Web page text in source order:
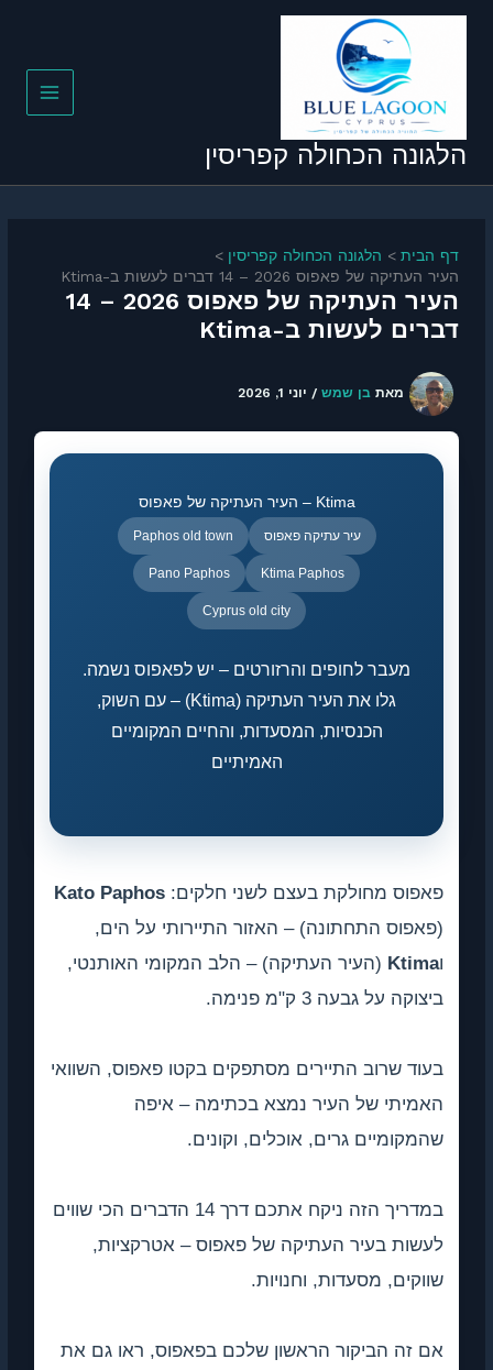
הלגונה הכחולה קפריסין
דף הבית
הלגונה הכחולה קפריסין
העיר העתיקה של פאפוס 2026 – 14 דברים לעשות ב-Ktima
העיר העתיקה של פאפוס 2026 – 14
דברים לעשות ב-Ktima
מאתבן שמש/ יוני 1, 2026
Ktima – העיר העתיקה של פאפוס
עיר עתיקה פאפוס Paphos old town
Ktima Paphos
Pano Paphos
Cyprus old city
מעבר לחופים והרזורטים – יש לפאפוס נשמה.
גלו את העיר העתיקה (Ktima) – עם השוק,
הכנסיות, המסעדות, והחיים המקומיים
האמיתיים
פאפוס מחולקת בעצם לשני חלקים:Kato Paphos
(פאפוס התחתונה) – האזור התיירותי על הים,
וKtima (העיר העתיקה) – הלב המקומי האותנטי,
ביצוקה על גבעה 3 ק"מ פנימה.
בעוד שרוב התיירים מסתפקים בקטו פאפוס, השוואי
האמיתי של העיר נמצא בכתימה – איפה
שהמקומיים גרים, אוכלים, וקונים.
במדריך הזה ניקח אתכם דרך 14 הדברים הכי שווים
לעשות בעיר העתיקה של פאפוס – אטרקציות,
שווקים, מסעדות, וחנויות.
אם זה הביקור הראשון שלכם בפאפוס, ראו גם את